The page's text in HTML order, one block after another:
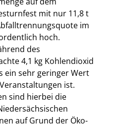
mit nur 11,8 t
im
hoch.
des
4,1 kg Kohlendioxid
ein sehr geringer Wert
ist.
sind hierbei die
auf Grund der Öko-